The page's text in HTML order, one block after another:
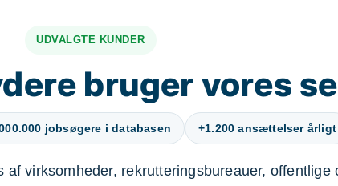
UDVALGTE KUNDER
bruger vores
jobsøgere i databasen +1.200 ansættelser årligt
virksomheder, rekrutteringsbureauer, offentlige